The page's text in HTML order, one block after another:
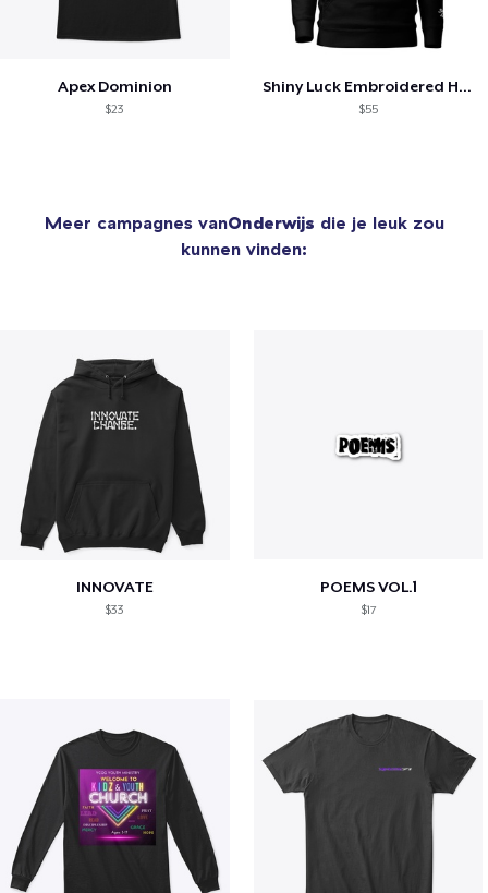
Apex Dominion
$23
Shiny Luck Embroidered Hoodie
$55
Meer campagnes vanOnderwijs die je leuk zou
kunnen vinden:
INNOVATE
$33
POEMS VOL.1
$17